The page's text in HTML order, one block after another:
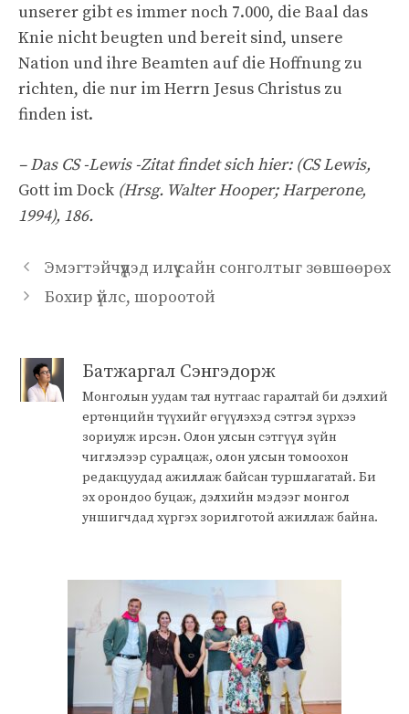
unserer gibt es immer noch 7.000, die Baal das
Knie nicht beugten und bereit sind, unsere
Nation und ihre Beamten auf die Hoffnung zu
richten, die nur im Herrn Jesus Christus zu
finden ist.
– Das CS -Lewis -Zitat findet sich hier: (CS Lewis,
Gott im Dock (Hrsg. Walter Hooper; Harperone,
1994), 186.
Эмэгтэйчүүдэд илүү сайн сонголтыг зөвшөөрөх
Бохир үйлс, шороотой
Батжаргал Сэнгэдорж
Монголын уудам тал нутгаас гаралтай би дэлхий
ертөнцийн түүхийг өгүүлэхэд сэтгэл зүрхээ
зориулж ирсэн. Олон улсын сэтгүүл зүйн
чиглэлээр суралцаж, олон улсын томоохон
редакцуудад ажиллаж байсан туршлагатай. Би
эх орондоо буцаж, дэлхийн мэдээг монгол
уншигчдад хүргэх зорилготой ажиллаж байна.